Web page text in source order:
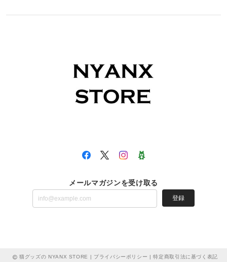
メールマガジンを受け取る
登録
猫グッズの NYANX STORE | プライバシーポリシー |特定商取引法に基づく表記